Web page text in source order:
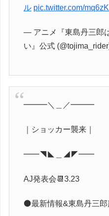
ル pic.twitter.com/
— アニメ『東島丹三郎
い』公式
━━━＼＿／━━━
｜ショッカー襲来｜
━━◥◣＿◢◤━━
AJ発表会📆3.23
⚫️最新情報&東島丹三